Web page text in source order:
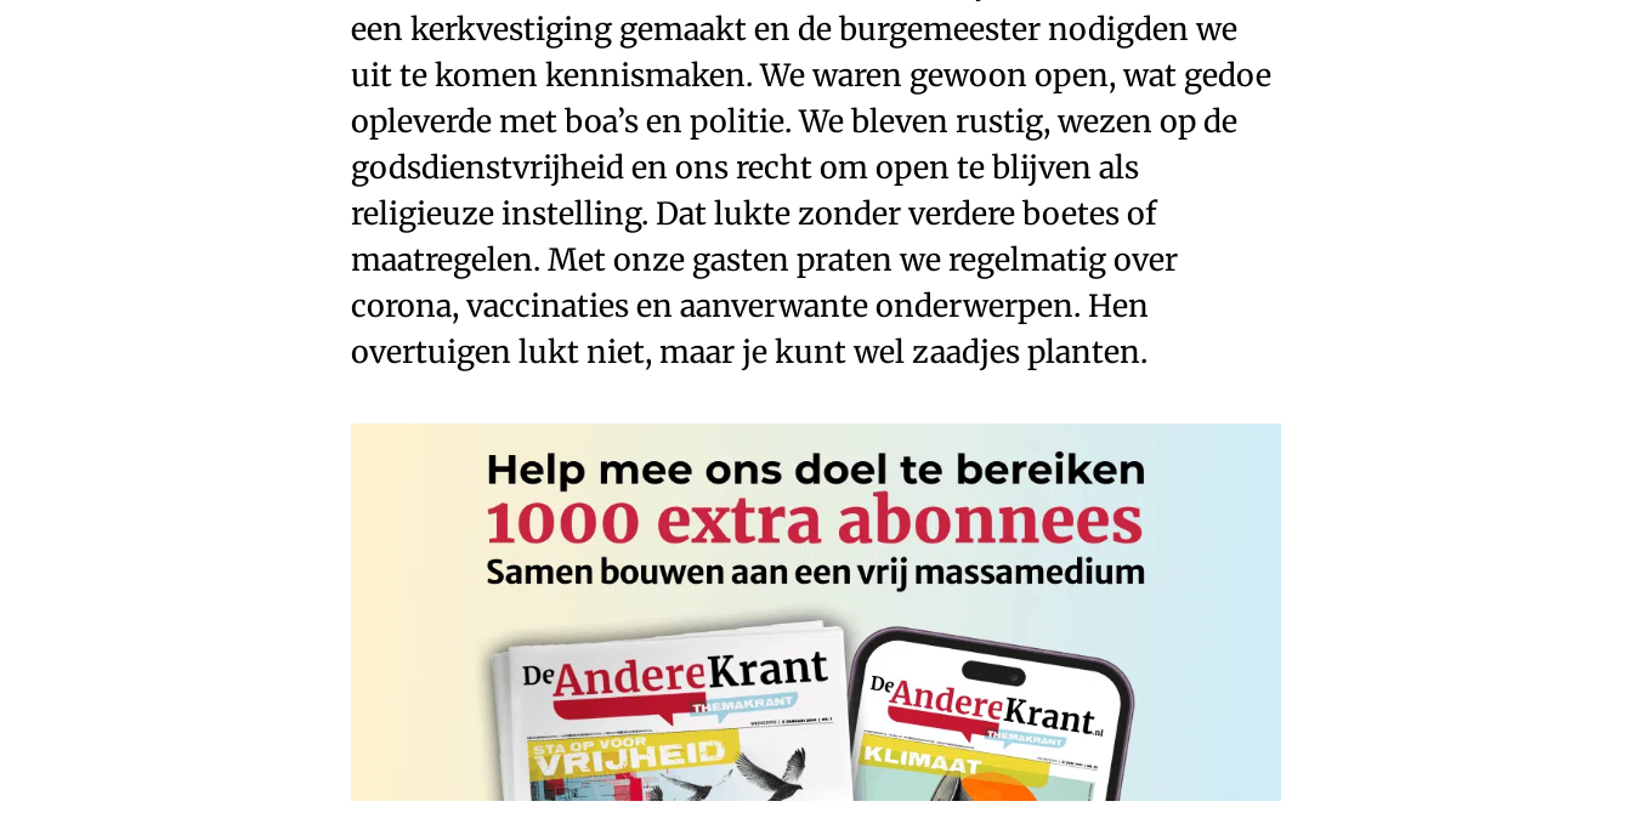
een kerkvestiging gemaakt en de burgemeester nodigden we
uit te komen kennismaken. We waren gewoon open, wat gedoe
opleverde met boa’s en politie. We bleven rustig, wezen op de
godsdienstvrijheid en ons recht om open te blijven als
religieuze instelling. Dat lukte zonder verdere boetes of
maatregelen. Met onze gasten praten we regelmatig over
corona, vaccinaties en aanverwante onderwerpen. Hen
overtuigen lukt niet, maar je kunt wel zaadjes planten.